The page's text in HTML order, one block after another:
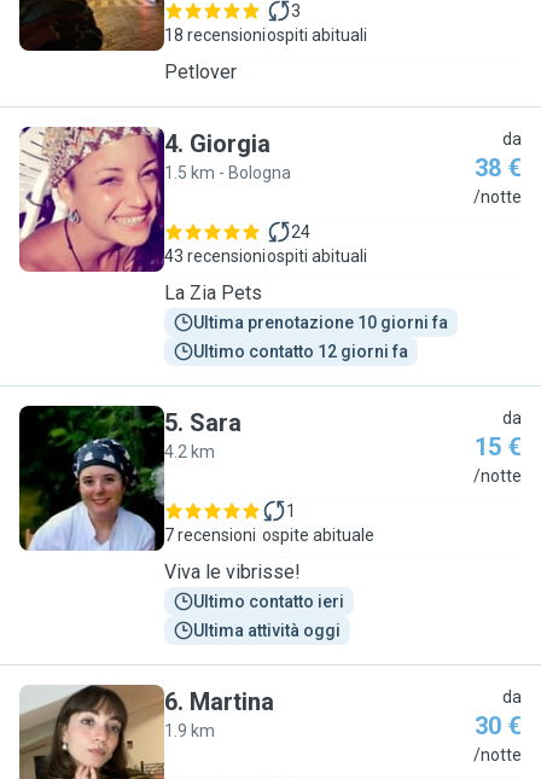
18 recensioni
3
ospiti abituali
Petlover
G
4. Giorgia
1.5 km - Bologna
da
38 €
/notte
43 recensioni
24
ospiti abituali
La Zia Pets
Ultima prenotazione 10 giorni fa
Ultimo contatto 12 giorni fa
S
5. Sara
4.2 km
da
15 €
/notte
7 recensioni
1
ospite abituale
Viva le vibrisse!
Ultimo contatto ieri
Ultima attività oggi
M
6. Martina
1.9 km
da
30 €
/notte